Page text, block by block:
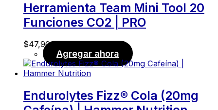
Herramienta Team Mini Tool 20
Funciones CO2 | PRO
$47,90
Agregar ahora
Endurolytes Fizz® Cola (20mg